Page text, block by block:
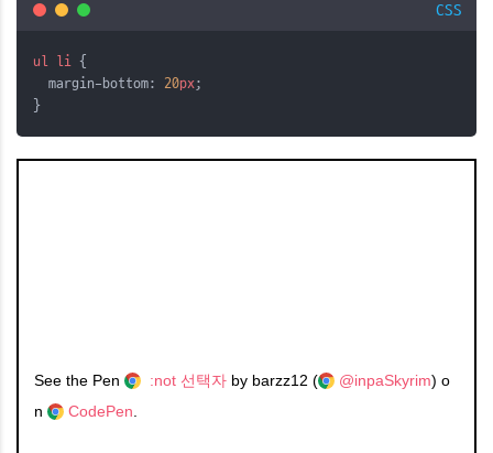
CSS
ul li {
  margin-bottom:
20px;
}
See the Pen :not 선택자 by barzz12 ( @inpaSkyrim) o
n
CodePen